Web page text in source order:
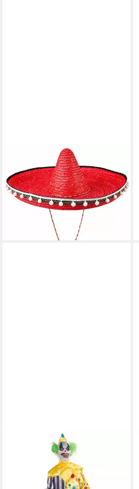
FUNNY FASHION
Strohhut Mexiko Sombrero
mit Troddeln - Ø 60 cm
9,95 €
lieferbar - in 2-3 Werktagen bei dir
FUNNY FASHION
Dekoobjekt Animierter Clown
'Shaking Shaggy' 90 cm,